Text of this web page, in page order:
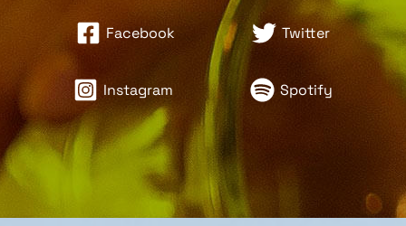
Facebook Twitter
Instagram Spotify